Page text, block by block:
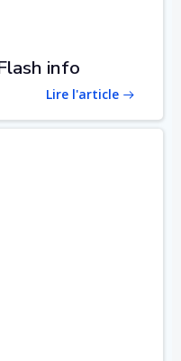
info
Lire l'article